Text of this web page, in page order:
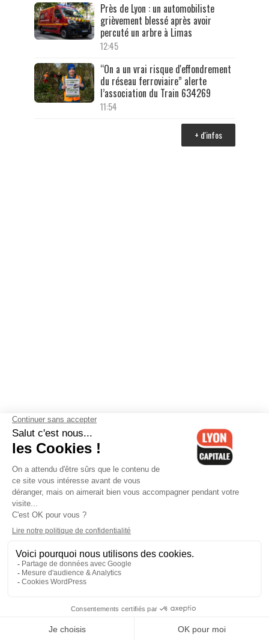
Près de Lyon : un automobiliste
grièvement blessé après avoir
percuté un arbre à Limas
12:45
“On a un vrai risque d'effondrement
du réseau ferroviaire” alerte
l’association du Train 634269
11:54
+ d'infos
Contactez-nous-Mentions légales-CGV-Politique de
confidentialité-Gestion des cookies
Cedex 06